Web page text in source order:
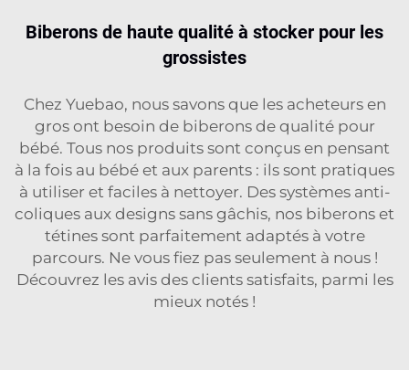
Biberons de haute qualité à stocker pour les
grossistes
Chez Yuebao, nous savons que les acheteurs en
gros ont besoin de biberons de qualité pour
bébé. Tous nos produits sont conçus en pensant
à la fois au bébé et aux parents : ils sont pratiques
à utiliser et faciles à nettoyer. Des systèmes anti-
coliques aux designs sans gâchis, nos biberons et
tétines sont parfaitement adaptés à votre
parcours. Ne vous fiez pas seulement à nous !
Découvrez les avis des clients satisfaits, parmi les
mieux notés !